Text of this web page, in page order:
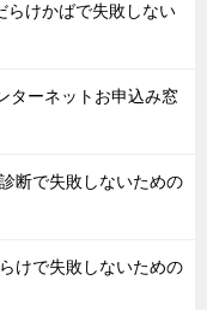
らけかばで失敗しない
ターネットお申込み窓
断で失敗しないための
けで失敗しないための